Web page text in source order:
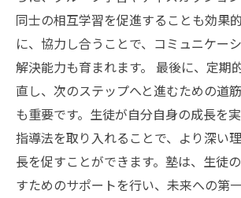
同士の相互学習を促進することも効果
に、協力し合うことで、コミュニケー
解決能力も育まれます。 最後に、定期
直し、次のステップへと進むための道
も重要です。生徒が自分自身の成長を
指導法を取り入れることで、より深い
長を促すことができます。塾は、生徒
すためのサポートを行い、未来への第